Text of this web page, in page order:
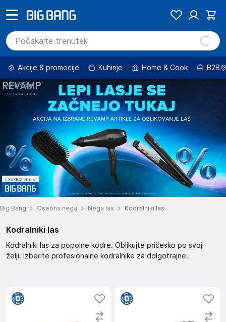
Akcije & promocije Kuhinje Home & Cook B2B
Big Bang Osebna nega Nega las Kodralniki las
Kodralniki las
Kodralniki las za popolne kodre. Oblikujte pričesko po svoji
želji. Izberite profesionalne kodralnike za dolgotrajne